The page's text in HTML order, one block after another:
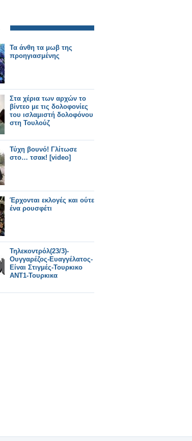
Τα άνθη τα μωβ της
προηγιασμένης
Στα χέρια των αρχών το
βίντεο με τις δολοφονίες
του ισλαμιστή δολοφόνου
στη Τουλούζ
Τύχη βουνό! Γλίτωσε
στο… τσακ! [video]
Έρχονται εκλογές και ούτε
ένα ρουσφέτι
Τηλεκοντρόλ(23/3)-
Ουγγαρέζος-Ευαγγέλατος-
Είναι Στιγμές-Τουρκικο
ΑΝΤ1-Τουρκικα